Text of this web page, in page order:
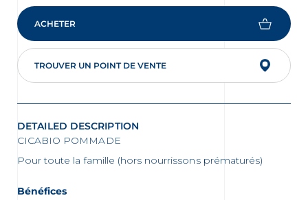
protection de vos données personnelles,
protection des données personnelles
ACHETER
TROUVER UN POINT DE VENTE
DETAILED DESCRIPTION
CICABIO POMMADE
Pour toute la famille (hors nourrissons prématurés)
Bénéfices